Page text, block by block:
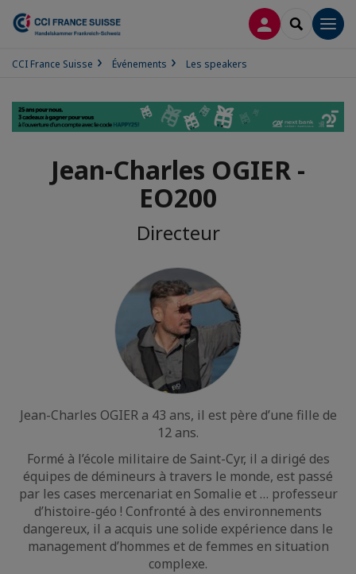
CONNEXION
CCI France Suisse Événements Les speakers
Jean-Charles OGIER -
EO200
Directeur
Jean-Charles OGIER a 43 ans, il est père d’une fille de
12 ans.
Formé à l’école militaire de Saint-Cyr, il a dirigé des
équipes de démineurs à travers le monde, est passé
par les cases mercenariat en Somalie et … professeur
d’histoire-géo ! Confronté à des environnements
dangereux, il a acquis une solide expérience dans le
management d’hommes et de femmes en situation
complexe.